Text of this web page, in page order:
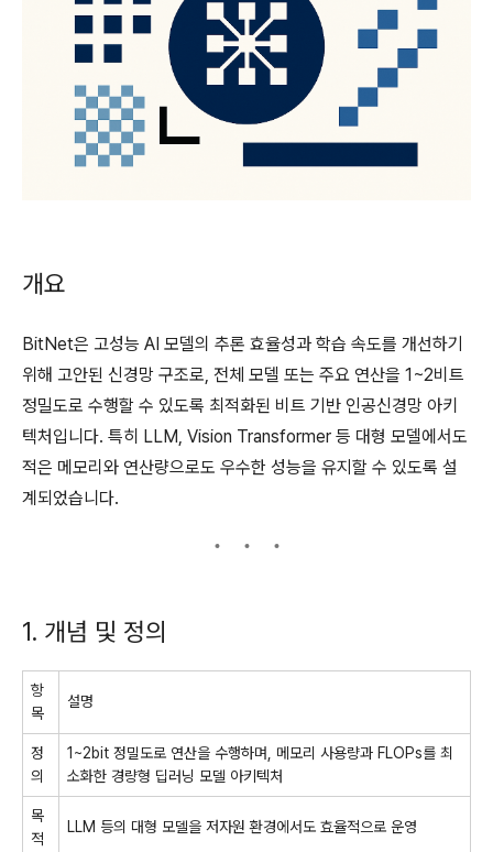
개요
BitNet은 고성능 AI 모델의 추론 효율성과 학습 속도를 개선하기
위해 고안된 신경망 구조로, 전체 모델 또는 주요 연산을 1~2비트
정밀도로 수행할 수 있도록 최적화된 비트 기반 인공신경망 아키
텍처입니다. 특히 LLM, Vision Transformer 등 대형 모델에서도
적은 메모리와 연산량으로도 우수한 성능을 유지할 수 있도록 설
계되었습니다.
1. 개념 및 정의
항
목
설명
정
의
1~2bit 정밀도로 연산을 수행하며, 메모리 사용량과 FLOPs를 최
소화한 경량형 딥러닝 모델 아키텍처
목
적
LLM 등의 대형 모델을 저자원 환경에서도 효율적으로 운영